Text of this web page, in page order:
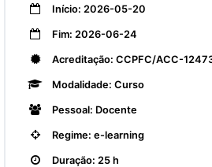
Início: 2026-05-20
Fim: 2026-06-24
Acreditação: CCPFC/ACC-
Modalidade: Curso
Pessoal: Docente
Regime: e-learning
Duração: 25 h